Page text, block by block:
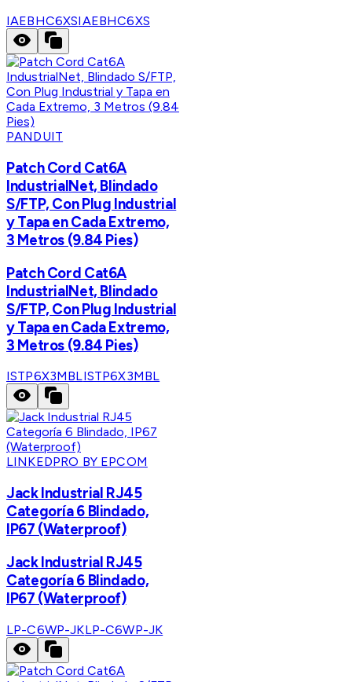
IAEBHC6XSIAEBHC6XS
PANDUIT
Patch Cord Cat6A
IndustrialNet, Blindado
S/FTP, Con Plug Industrial
y Tapa en Cada Extremo,
3 Metros (9.84 Pies)
Patch Cord Cat6A
IndustrialNet, Blindado
S/FTP, Con Plug Industrial
y Tapa en Cada Extremo,
3 Metros (9.84 Pies)
ISTP6X3MBLISTP6X3MBL
LINKEDPRO BY EPCOM
Jack Industrial RJ45
Categoría 6 Blindado,
IP67 (Waterproof)
Jack Industrial RJ45
Categoría 6 Blindado,
IP67 (Waterproof)
LP-C6WP-JKLP-C6WP-JK